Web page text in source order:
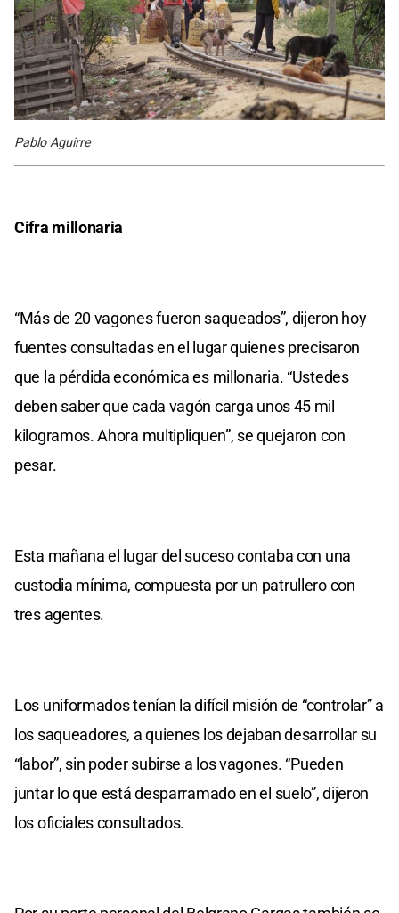
Pablo Aguirre
Cifra millonaria
“Más de 20 vagones fueron saqueados”, dijeron hoy
fuentes consultadas en el lugar quienes precisaron
que la pérdida económica es millonaria. “Ustedes
deben saber que cada vagón carga unos 45 mil
kilogramos. Ahora multipliquen”, se quejaron con
pesar.
Esta mañana el lugar del suceso contaba con una
custodia mínima, compuesta por un patrullero con
tres agentes.
Los uniformados tenían la difícil misión de “controlar” a
los saqueadores, a quienes los dejaban desarrollar su
“labor”, sin poder subirse a los vagones. “Pueden
juntar lo que está desparramado en el suelo”, dijeron
los oficiales consultados.